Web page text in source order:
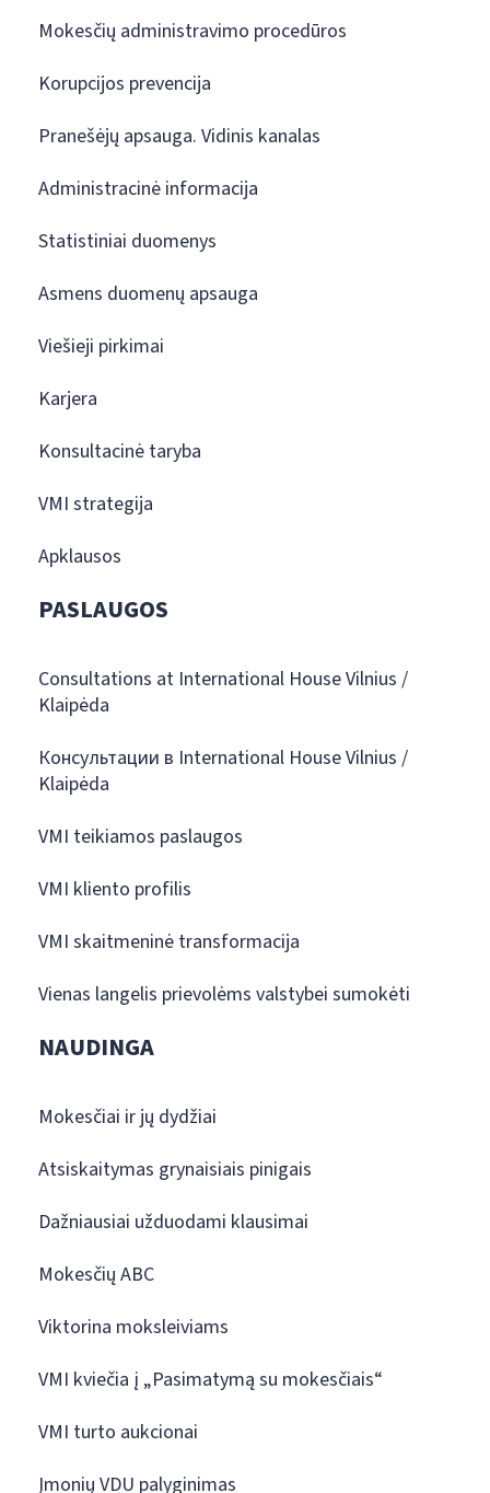
Mokesčių administravimo procedūros
Korupcijos prevencija
Pranešėjų apsauga. Vidinis kanalas
Administracinė informacija
Statistiniai duomenys
Asmens duomenų apsauga
Viešieji pirkimai
Karjera
Konsultacinė taryba
VMI strategija
Apklausos
PASLAUGOS
Consultations at International House Vilnius /
Klaipėda
Консультации в International House Vilnius /
Klaipėda
VMI teikiamos paslaugos
VMI kliento profilis
VMI skaitmeninė transformacija
Vienas langelis prievolėms valstybei sumokėti
NAUDINGA
Mokesčiai ir jų dydžiai
Atsiskaitymas grynaisiais pinigais
Dažniausiai užduodami klausimai
Mokesčių ABC
Viktorina moksleiviams
VMI kviečia į „Pasimatymą su mokesčiais“
VMI turto aukcionai
Įmonių VDU palyginimas